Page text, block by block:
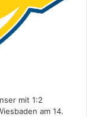
mit 1:2
am 14.